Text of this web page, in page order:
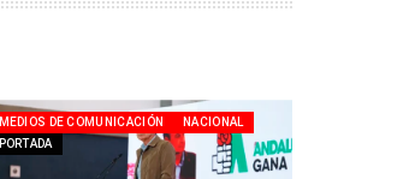
MEDIOS DE COMUNICACIÓN
NACIONAL
PORTADA